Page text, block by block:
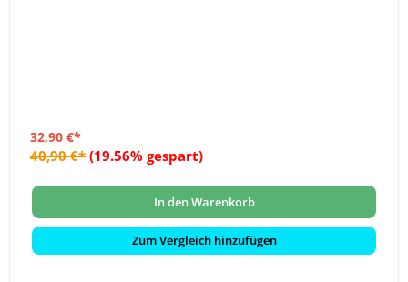
32,90 €*
40,90 €* (19.56% gespart)
In den Warenkorb
Zum Vergleich hinzufügen